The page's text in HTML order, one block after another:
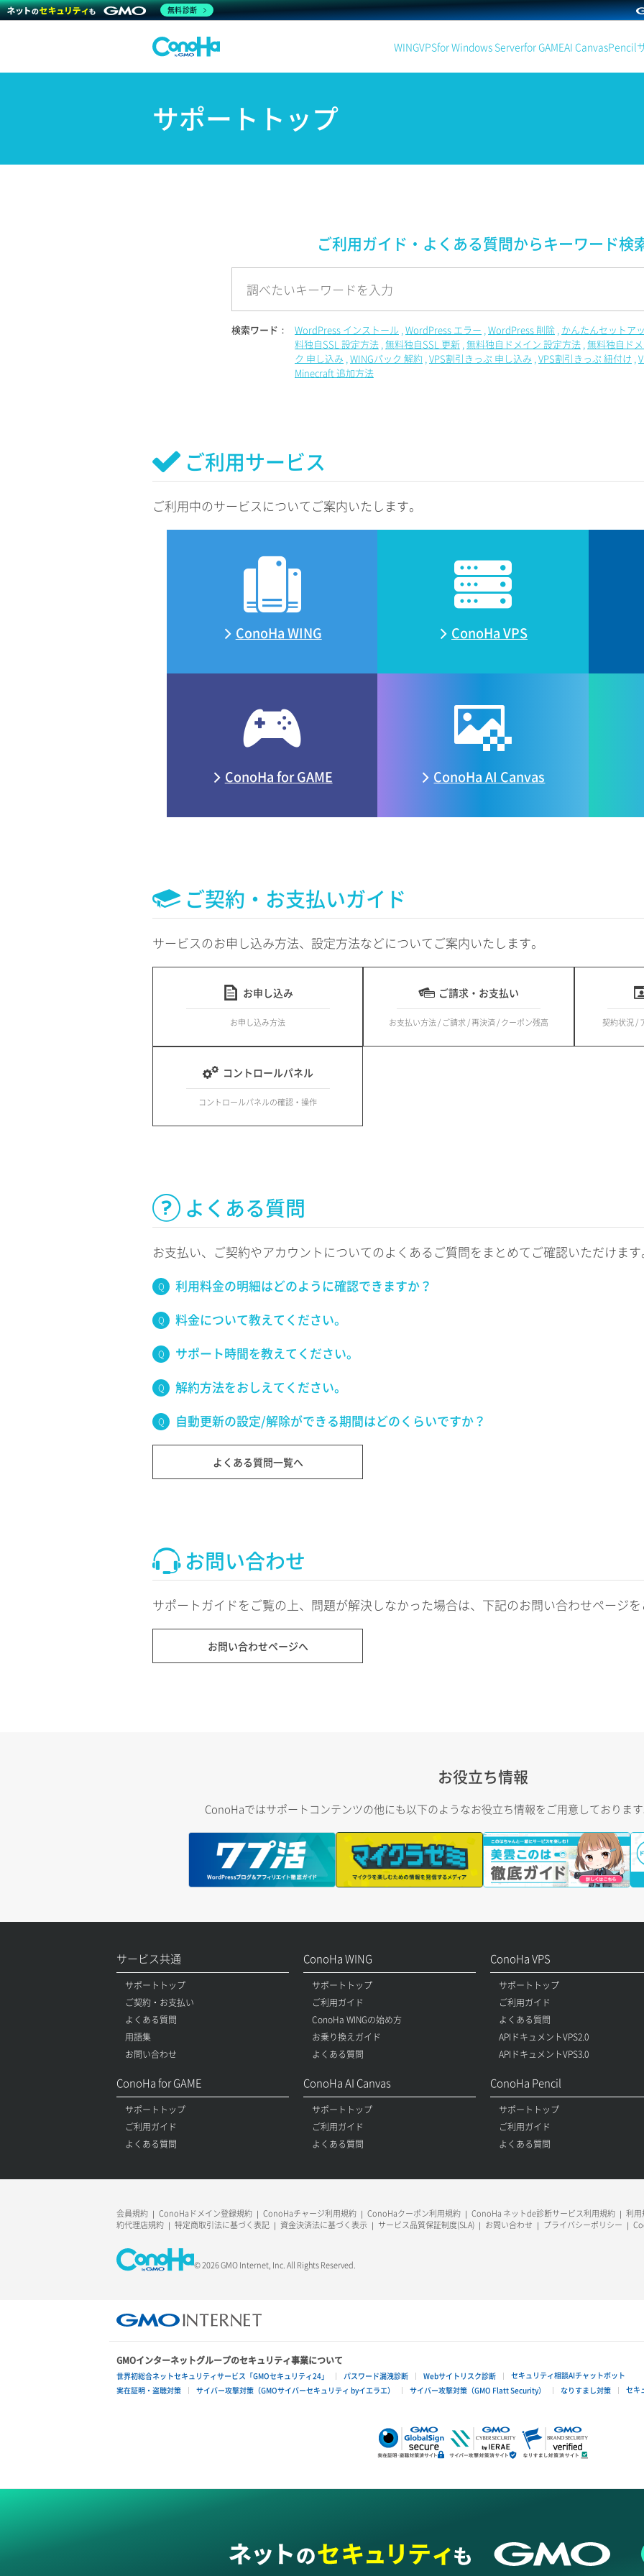
WINGVPSfor Windows Serverfor GAMEAI CanvasPencil
サポートトップ
ご利用ガイド・よくある質問からキーワード検
検索ワード： WordPress インストール WordPress エラー WordPress 削除 かんたんセットア
料独自SSL 設定方法 無料独自SSL 更新 無料独自ドメイン 設定方法 無料独自ド
ク 申し込み WINGパック 解約 VPS割引きっぷ 申し込み VPS割引きっぷ 紐付け
Minecraft 追加方法
ご利用サービス
ご利用中のサービスについてご案内いたします。
ConoHa WING ConoHa VPS
ConoHa for GAME ConoHaAI Canvas
ご契約・お支払いガイド
サービスのお申し込み方法、設定方法などについてご案内いたします。
お申し込み
お申し込み方法
ご請求・お支払い
お支払い方法 / ご請求 / 再決済 / クーポン残高 契約状況 /
コントロールパネル
コントロールパネルの確認・操作
よくある質問
お支払い、ご契約やアカウントについてのよくあるご質問をまとめてご確認いただけます
利用料金の明細はどのように確認できますか？
料金について教えてください。
サポート時間を教えてください。
解約方法をおしえてください。
自動更新の設定/解除ができる期間はどのくらいですか？
よくある質問一覧へ
お問い合わせ
サポートガイドをご覧の上、問題が解決しなかった場合は、下記のお問い合わせページを
お問い合わせページへ
お役立ち情報
ConoHaではサポートコンテンツの他にも以下のようなお役立ち情報をご用意しております
サービス共通
サポートトップ
ご契約・お支払い
よくある質問
用語集
お問い合わせ
ConoHa WING
サポートトップ
ご利用ガイド
ConoHa WINGの始め方
お乗り換えガイド
よくある質問
ConoHa VPS
サポートトップ
ご利用ガイド
よくある質問
APIドキュメントVPS2.0
APIドキュメントVPS3.0
ConoHa for GAME
サポートトップ
ご利用ガイド
よくある質問
ConoHa AI Canvas
サポートトップ
ご利用ガイド
よくある質問
ConoHa Pencil
サポートトップ
ご利用ガイド
よくある質問
会員規約 ConoHaドメイン登録規約 ConoHaチャージ利用規約 ConoHaクーポン利用規約 ConoHa ネットde診断サービス利用規約 利用
約代理店規約
特定商取引法に基づく表記 資金決済法に基づく表示 サービス品質保証制度(SLA) お問い合わせ プライバシーポリシー
© 2026 GMO Internet, Inc. All Rights Reserved.
GMOインターネットグループのセキュリティ事業について
世界初総合ネットセキュリティサービス「GMOセキュリティ24」 パスワード漏洩診断 Webサイトリスク診断
セキュリティ相談AIチャットボット
実在証明・盗聴対策
サイバー攻撃対策（GMOサイバーセキュリティ byイエラエ） サイバー攻撃対策（GMO Flatt Security） なりすまし対策 セキ
無料診断